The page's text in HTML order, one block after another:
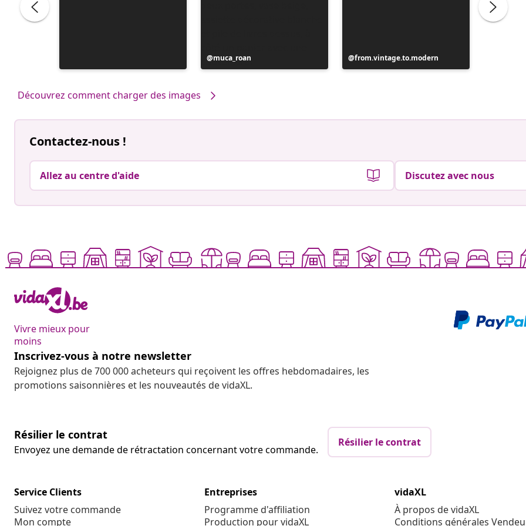
Publication
publiée
muca_roan
Publication
publiée
from.vintage.to.modern
Découvrez comment charger des images
Contactez-nous !
Allez au centre d'aide Discutez avec nous
Vivre mieux pour
moins
Inscrivez-vous à notre newsletter
Rejoignez plus de 700 000 acheteurs qui reçoivent les offres hebdomadaires, les
promotions saisonnières et les nouveautés de vidaXL.
Résilier le contrat
Envoyez une demande de rétractation concernant votre commande.
Résilier le contrat
Service Clients
Suivez votre commande
Mon compte
Entreprises
Programme d'affiliation
Production pour vidaXL
vidaXL
À propos de vidaXL
Conditions générales